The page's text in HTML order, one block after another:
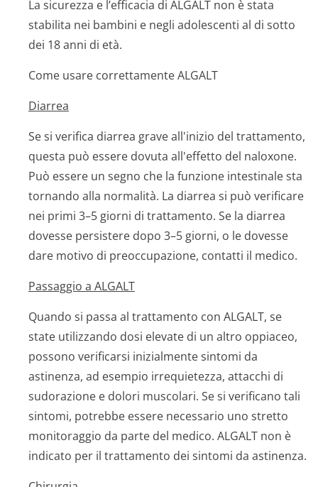
La sicurezza e l’efficacia di ALGALT non è stata
stabilita nei bambini e negli adolescenti al di sotto
dei 18 anni di età.
Come usare correttamente ALGALT
Diarrea
Se si verifica diarrea grave all'inizio del trattamento,
questa può essere dovuta all'effetto del naloxone.
Può essere un segno che la funzione intestinale sta
tornando alla normalità. La diarrea si può verificare
nei primi 3–5 giorni di trattamento. Se la diarrea
dovesse persistere dopo 3–5 giorni, o le dovesse
dare motivo di preoccupazione, contatti il medico.
Passaggio a ALGALT
Quando si passa al trattamento con ALGALT, se
state utilizzando dosi elevate di un altro oppiaceo,
possono verificarsi inizialmente sintomi da
astinenza, ad esempio irrequietezza, attacchi di
sudorazione e dolori muscolari. Se si verificano tali
sintomi, potrebbe essere necessario uno stretto
monitoraggio da parte del medico. ALGALT non è
indicato per il trattamento dei sintomi da astinenza.